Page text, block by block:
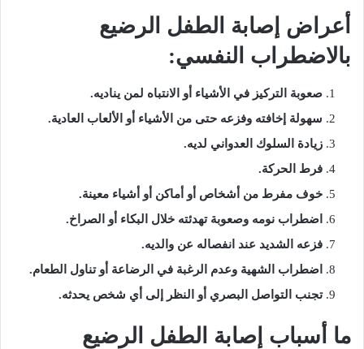
أعراض إصابة الطفل الرضيع
بالاضطراب النفسي:
صعوبة التركيز في الأشياء أو الانتباه لمن يناديه.
سهولة إخافته وفزعه حتى من الأشياء أو الألعاب العادية.
زيادة السلوك العدواني لديه.
فرط الحركة.
خوف مفرط من أشخاص أو أماكن أو أشياء معينة.
اضطراب نومه وصعوبة تهدئته خلال البكاء أو الصراخ.
فزعه الشديد عند انفصاله عن والديه.
اضطراب الشهية وعدم الرغبة في الرضاعة أو تناول الطعام.
تجنب التواصل البصري أو النظر إلى أي شخص يحدثه.
ما أسباب إصابة الطفل الرضيع